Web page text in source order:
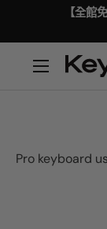
【全館
Pro keyboard